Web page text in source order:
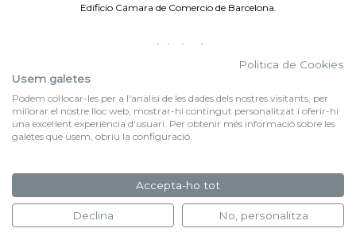
Edificio Cámara de Comercio de Barcelona.
Aviso legal
By 100X100NET
f (NEWSLETTER)
FORMULARIO DE INSCRIPCIÓN
Politica de Cookies
Usem galetes
Podem col·locar-les per a l'anàlisi de les dades dels nostres visitants, per
millorar el nostre lloc web, mostrar-hi contingut personalitzat i oferir-hi
una excel·lent experiència d'usuari. Per obtenir més informació sobre les
galetes que usem, obriu la configuració.
Accepta-ho tot
Declina No, personalitza